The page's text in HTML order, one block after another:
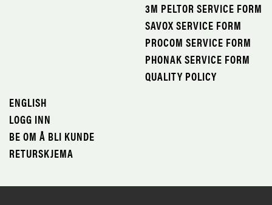
3M PELTOR SERVICE FORM
SAVOX SERVICE FORM
PROCOM SERVICE FORM
PHONAK SERVICE FORM
QUALITY POLICY
ENGLISH
LOGG INN
BE OM Å BLI KUNDE
RETURSKJEMA